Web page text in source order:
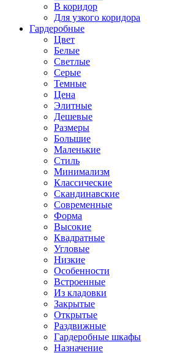
В коридор
Для узкого коридора
Гардеробные
Цвет
Белые
Светлые
Серые
Темные
Цена
Элитные
Дешевые
Размеры
Большие
Маленькие
Стиль
Минимализм
Классические
Скандинавские
Современные
Форма
Высокие
Квадратные
Угловые
Низкие
Особенности
Встроенные
Из кладовки
Закрытые
Открытые
Раздвижные
Гардеробные шкафы
Назначение